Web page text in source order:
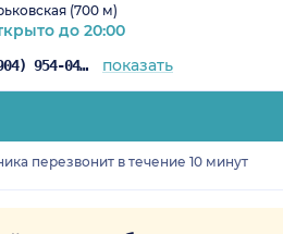
(700 м)
до 20:00
+7 (904) 954-04-36 показать
перезвонит в течение 10 минут